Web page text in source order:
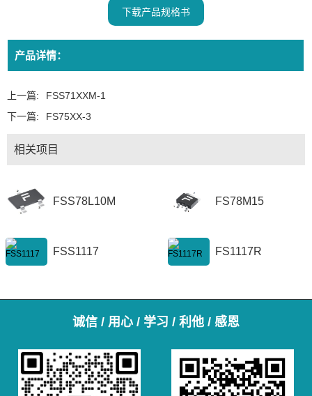
下载产品规格书
产品详情：
上一篇:
FSS71XXM-1
下一篇:
FS75XX-3
相关项目
FSS78L10M FS78M15
FSS1117 FS1117R
诚信 / 用心 / 学习 / 利他 / 感恩